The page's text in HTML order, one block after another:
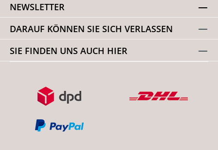
NEWSLETTER
DARAUF KÖNNEN SIE SICH VERLASSEN
SIE FINDEN UNS AUCH HIER